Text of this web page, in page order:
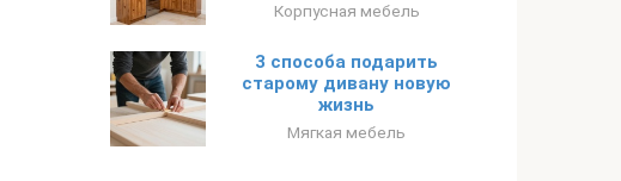
Корпусная мебель
3 способа подарить
старому дивану новую
жизнь
Мягкая мебель